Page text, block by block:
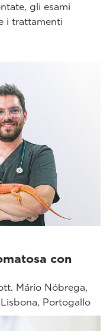
gli esami
i trattamenti
con
Mário Nóbrega,
Portogallo